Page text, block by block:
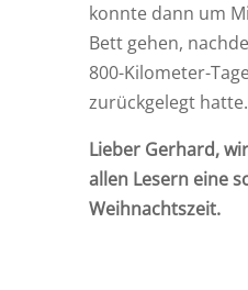
konnte dann um
Bett gehen,
800-Kilometer-
zurückgelegt hatte.
Lieber Gerhard,
allen Lesern eine
Weihnachtszeit.